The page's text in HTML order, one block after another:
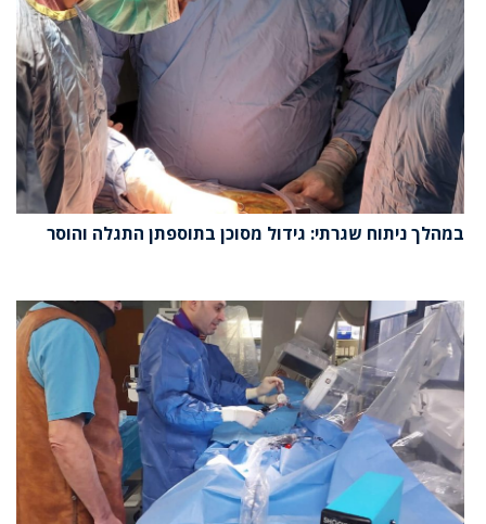
במהלך ניתוח שגרתי: גידול מסוכן בתוספתן התגלה והוסר